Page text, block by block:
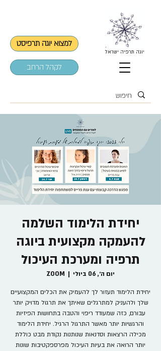
למצוא יוגה תרפיסט
לקהל הרחב
יוגה תרפיה ישראל
יחידת הלימוד השלמה
להעמקה מקצועית ביוגה
תרפיה ומערכת העיכול
יום ה׳, 06 ביולי
  |
ZOOM
יחידת הלימוד תעזור לך להעמיק את הכלים המקצועיים
שלך ולהעניק למתרגלים שאיתך את תרגול מדויק יותר
עבורם, כזה שמעודד ריפוי והטבה בתחושות הפיזיות
והרגשיות יותר מאשר התרגול הרגיל. יחידת הלימוד
מכילה הרצאות וסדנאות שנותנות נקודת מבט כוללת
יותר הרואה את בעיות העיכול מפרספקטיבות שונות